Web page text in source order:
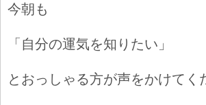
今朝も
「自分の運気を知りたい」
とおっしゃる方が声をかけてく